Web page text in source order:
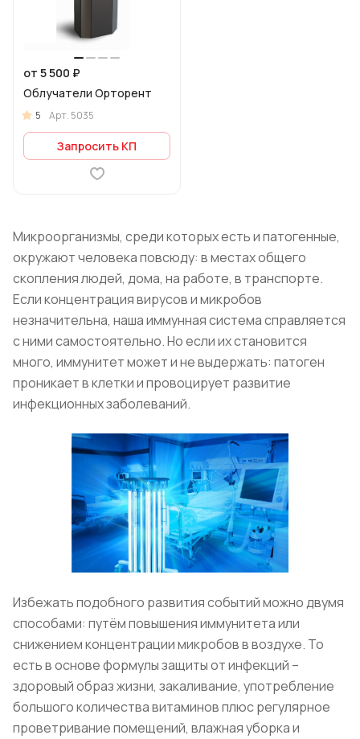
от 5 500 ₽
Облучатели Орторент
5 Арт. 5035
Запросить КП
Микроорганизмы, среди которых есть и патогенные,
окружают человека повсюду: в местах общего
скопления людей, дома, на работе, в транспорте.
Если концентрация вирусов и микробов
незначительна, наша иммунная система справляется
с ними самостоятельно. Но если их становится
много, иммунитет может и не выдержать: патоген
проникает в клетки и провоцирует развитие
инфекционных заболеваний.
Избежать подобного развития событий можно двумя
способами: путём повышения иммунитета или
снижением концентрации микробов в воздухе. То
есть в основе формулы защиты от инфекций –
здоровый образ жизни, закаливание, употребление
большого количества витаминов плюс регулярное
проветривание помещений, влажная уборка и